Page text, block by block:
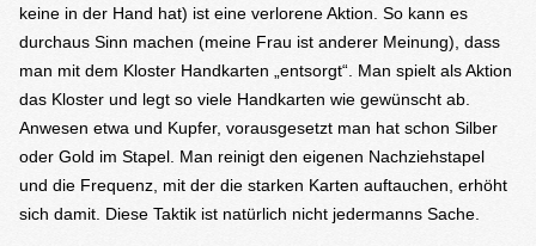
keine in der Hand hat) ist eine verlorene Aktion. So kann es
durchaus Sinn machen (meine Frau ist anderer Meinung), dass
man mit dem Kloster Handkarten „entsorgt“. Man spielt als Aktion
das Kloster und legt so viele Handkarten wie gewünscht ab.
Anwesen etwa und Kupfer, vorausgesetzt man hat schon Silber
oder Gold im Stapel. Man reinigt den eigenen Nachziehstapel
und die Frequenz, mit der die starken Karten auftauchen, erhöht
sich damit. Diese Taktik ist natürlich nicht jedermanns Sache.